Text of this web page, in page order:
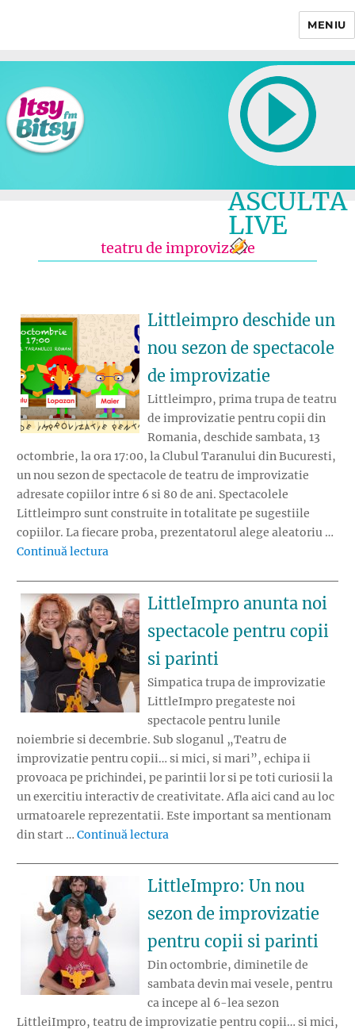
MENIU
ASCULTA
LIVE
teatru de improvizatie
Littleimpro deschide un
nou sezon de spectacole
de improvizatie
Littleimpro, prima trupa de teatru
de improvizatie pentru copii din
Romania, deschide sambata, 13
octombrie, la ora 17:00, la Clubul Taranului din Bucuresti,
un nou sezon de spectacole de teatru de improvizatie
adresate copiilor intre 6 si 80 de ani. Spectacolele
Littleimpro sunt construite in totalitate pe sugestiile
copiilor. La fiecare proba, prezentatorul alege aleatoriu …
Continuă lectura
LittleImpro anunta noi
spectacole pentru copii
si parinti
Simpatica trupa de improvizatie
LittleImpro pregateste noi
spectacole pentru lunile
noiembrie si decembrie. Sub sloganul „Teatru de
improvizatie pentru copii… si mici, si mari”, echipa ii
provoaca pe prichindei, pe parintii lor si pe toti curiosii la
un exercitiu interactiv de creativitate. Afla aici cand au loc
urmatoarele reprezentatii. Este important sa mentionam
din start … Continuă lectura
LittleImpro: Un nou
sezon de improvizatie
pentru copii si parinti
Din octombrie, diminetile de
sambata devin mai vesele, pentru
ca incepe al 6-lea sezon
LittleiImpro, teatru de improvizatie pentru copii… si mici,